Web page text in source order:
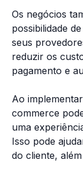
Os negócios
possibilidade
seus
reduzir os
pagamento e
Ao
commerce
uma
Isso pode
do cliente,